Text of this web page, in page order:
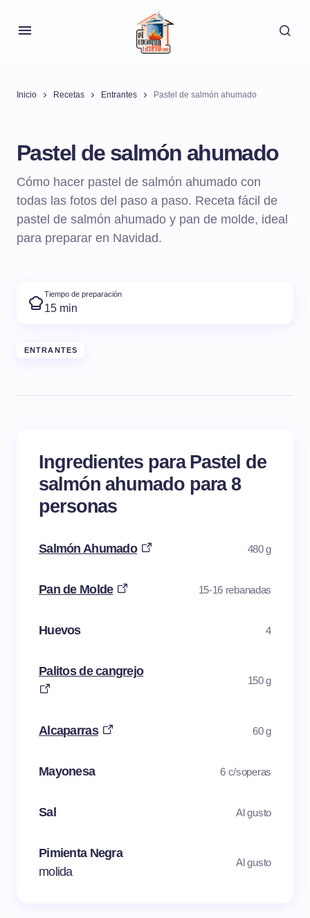
Inicio Recetas Entrantes Pastel de salmón ahumado
Pastel de salmón ahumado
Cómo hacer pastel de salmón ahumado con
todas las fotos del paso a paso. Receta fácil de
pastel de salmón ahumado y pan de molde, ideal
para preparar en Navidad.
Tiempo de preparación
15 min
ENTRANTES
Ingredientes para Pastel de
salmón ahumado para 8
personas
Salmón Ahumado 480 g
Pan de Molde 15-16 rebanadas
Huevos 4
Palitos de cangrejo
150 g
Alcaparras 60 g
Mayonesa 6 c/soperas
Sal Al gusto
Pimienta Negra
molida
Al gusto